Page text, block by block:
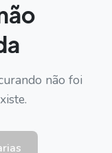
não foi